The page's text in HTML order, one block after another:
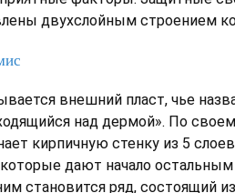
двухслойным строением
внешний пласт, чье
над дермой». По
кирпичную стенку из 5
дают начало остальным
становится ряд, состоящий